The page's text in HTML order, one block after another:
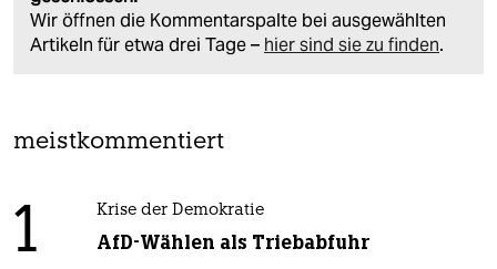
Wir öffnen die Kommentarspalte bei ausgewählten
Artikeln für etwa drei Tage – hier sind sie zu finden.
meistkommentiert
1 Krise der Demokratie
AfD-Wählen als Triebabfuhr